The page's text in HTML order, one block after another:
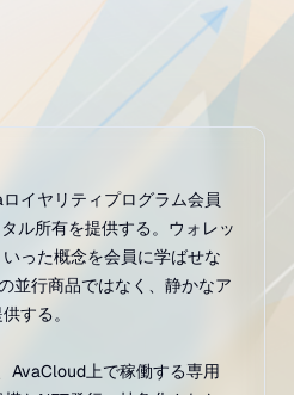
イヤリティプログラム会員
ル所有を提供する。ウォレッ
った概念を会員に学ばせな
並行商品ではなく、静かなア
する。
AvaCloud上で稼働する専用